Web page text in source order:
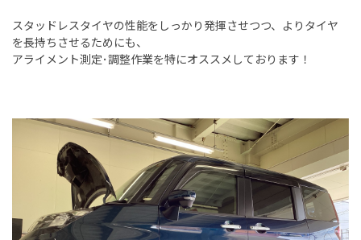
スタッドレスタイヤの性能をしっかり発揮させつつ、よりタイヤ
を長持ちさせるためにも、
アライメント測定･調整作業を特にオススメしております！